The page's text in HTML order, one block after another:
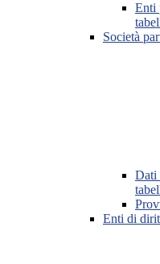
Enti
Società
Dati
Enti di